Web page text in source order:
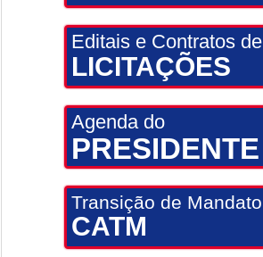
Editais e Contratos de
LICITAÇÕES
Agenda do
PRESIDENTE
Transição de Mandato
CATM